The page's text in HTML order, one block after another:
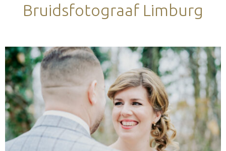
Bruidsfotograaf Limburg